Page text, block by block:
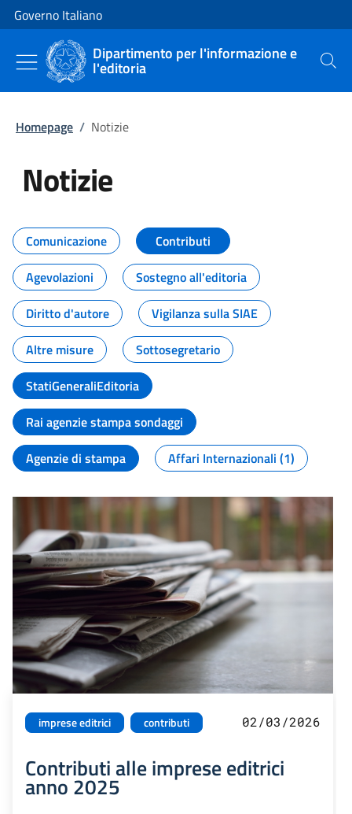
Vai al contenuto
Vai alla navigazione del sito
Governo Italiano
Dipartimento per l'informazione e
l'editoria Cerca
Homepage / Notizie
Notizie
Tutti i contenuti della pagina
Comunicazione
Contributi
Agevolazioni
Sostegno all'editoria
Diritto d'autore
Vigilanza sulla SIAE
Altre misure
Sottosegretario
StatiGeneraliEditoria
Rai agenzie stampa sondaggi
Agenzie di stampa
Affari Internazionali (1)
imprese editrici contributi 02/03/2026
Contributi alle imprese editrici
anno 2025